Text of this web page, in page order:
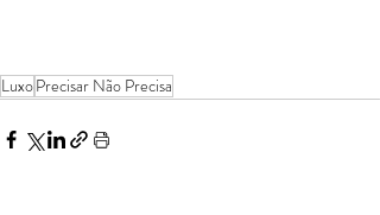
LuxoPrecisar Não Precisa